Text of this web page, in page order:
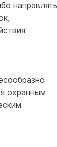
направлять
охранным